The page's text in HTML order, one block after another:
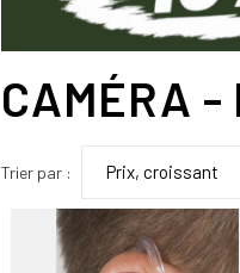
CAMÉRA -
Trier par :